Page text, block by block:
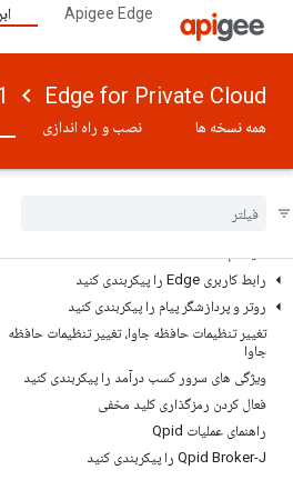
Apigee Edge
Edge for Private Cloud
همه نسخه ها نصب و راه اندازی
با استفاده از ابزار apigee-adminapi.sh
داده‌های مهمی که از فرآیند نصب باید به خاطر
بسپارید، داده‌های مهمی که باید از فرآیند نصب به
سرورهای ایمیل و SMTP را پیکربندی کنید
رابط کاربری Edge را پیکربندی کنید
روتر و پردازشگر پیام را پیکربندی کنید
تغییر تنظیمات حافظه جاوا، تغییر تنظیمات حافظه
جاوا
ویژگی های سرور کسب درآمد را پیکربندی کنید
فعال کردن رمزگذاری کلید مخفی
راهنمای عملیات Qpid
Qpid Broker-J را پیکربندی کنید